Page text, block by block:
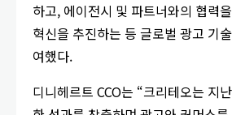
하고, 에이전시 및 파트너와의 협력
혁신을 추진하는 등 글로벌 광고 기
여했다.
디니헤르트 CCO는 “크리테오는 지